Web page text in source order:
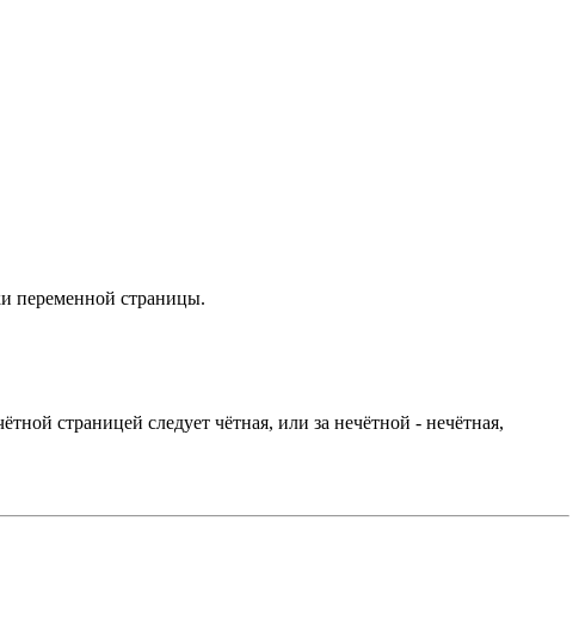
переменной страницы.
страницей следует чётная, или за нечётной - нечётная,